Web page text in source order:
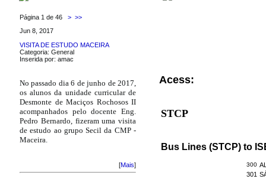
Página 1 de 46 > >>
Jun 8, 2017
VISITA DE ESTUDO MACEIRA
Categoria: General
Inserida por: amac
No passado dia 6 de junho de 2017,
os alunos da unidade curricular de
Desmonte de Maciços Rochosos II
acompanhados pelo docente Eng.
Pedro Bernardo, fizeram uma visita
de estudo ao grupo Secil da CMP -
Maceira.
[Mais]
Acess:
STCP
Bus Lines (STCP) to
300
301